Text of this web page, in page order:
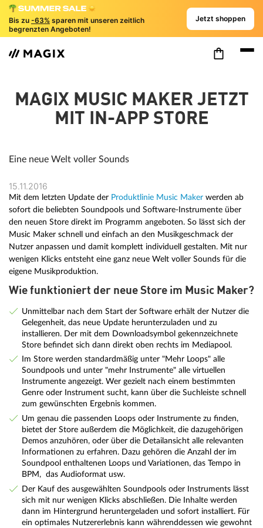
Bis zu -63% sparen mit unseren zeitlich
begrenzten Angeboten!
Jetzt shoppen
MAGIX MUSIC MAKER JETZT
MIT IN-APP STORE
Eine neue Welt voller Sounds
15.11.2016
Mit dem letzten Update der Produktlinie Music Maker werden ab
sofort die beliebten Soundpools und Software-Instrumente über
den neuen Store direkt im Programm angeboten. So lässt sich der
Music Maker schnell und einfach an den Musikgeschmack der
Nutzer anpassen und damit komplett individuell gestalten. Mit nur
wenigen Klicks entsteht eine ganz neue Welt voller Sounds für die
eigene Musikproduktion.
Wie funktioniert der neue Store im Music Maker?
Unmittelbar nach dem Start der Software erhält der Nutzer die
Gelegenheit, das neue Update herunterzuladen und zu
installieren. Der mit dem Downloadsymbol gekennzeichnete
Store befindet sich dann direkt oben rechts im Mediapool.
Im Store werden standardmäßig unter "Mehr Loops" alle
Soundpools und unter "mehr Instrumente" alle virtuellen
Instrumente angezeigt. Wer gezielt nach einem bestimmten
Genre oder Instrument sucht, kann über die Suchleiste schnell
zum gewünschten Ergebnis kommen.
Um genau die passenden Loops oder Instrumente zu finden,
bietet der Store außerdem die Möglichkeit, die dazugehörigen
Demos anzuhören, oder über die Detailansicht alle relevanten
Informationen zu erfahren. Dazu gehören die Anzahl der im
Soundpool enthaltenen Loops und Variationen, das Tempo in
BPM, das Audioformat usw.
Der Kauf des ausgewählten Soundpools oder Instruments lässt
sich mit nur wenigen Klicks abschließen. Die Inhalte werden
dann im Hintergrund heruntergeladen und sofort installiert. Für
ein optimales Nutzererlebnis kann währenddessen wie gewohnt